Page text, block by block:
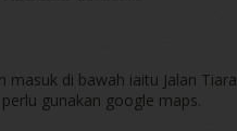
di bawah iaitu Jalan Tiara
gunakan google maps.